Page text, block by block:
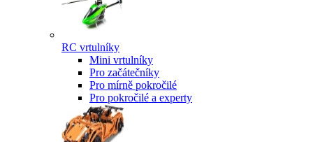
RC vrtulníky
Mini vrtulníky
Pro začátečníky
Pro mírně pokročilé
Pro pokročilé a experty